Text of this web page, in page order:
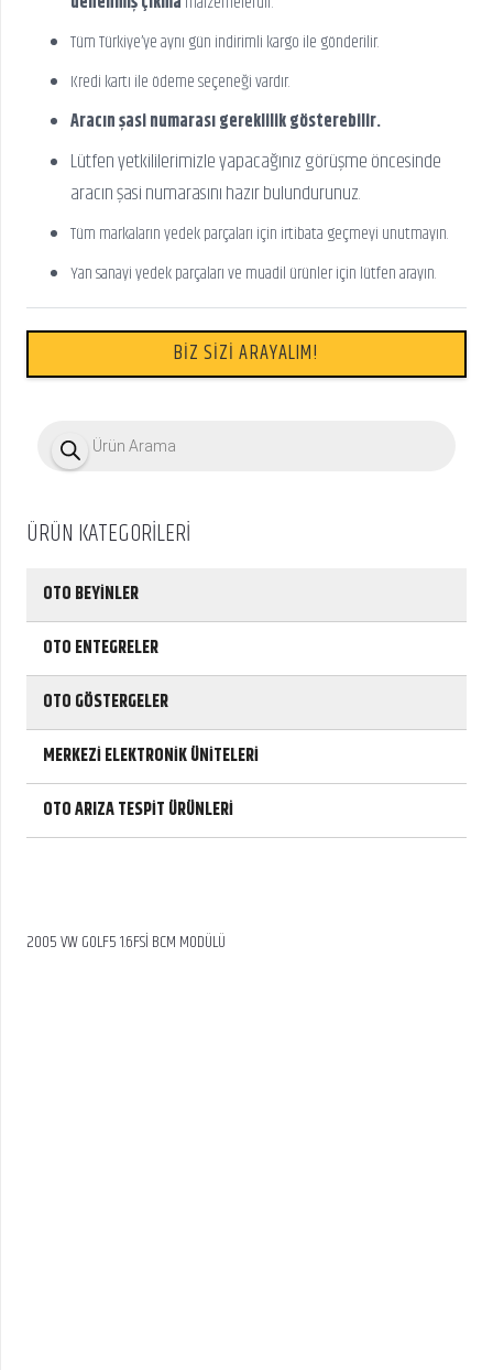
Tüm Türkiye’ye aynı gün indirimli kargo ile gönderilir.
Kredi kartı ile ödeme seçeneği vardır.
Aracın şasi numarası gereklilik gösterebilir.
Lütfen yetkililerimizle yapacağınız görüşme öncesinde
aracın şasi numarasını hazır bulundurunuz.
Tüm markaların yedek parçaları için irtibata geçmeyi unutmayın.
Yan sanayi yedek parçaları ve muadil ürünler için lütfen arayın.
BİZ SİZİ ARAYALIM!
t
r
ÜRÜN KATEGORİLERİ
OTO BEYİNLER
OTO ENTEGRELER
OTO GÖSTERGELER
MERKEZİ ELEKTRONİK ÜNİTELERİ
OTO ARIZA TESPİT ÜRÜNLERİ
2005 VW GOLF5 1.6FSİ BCM MODÜLÜ